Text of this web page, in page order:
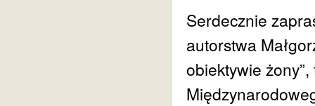
Serdecznie
autorstwa
obiektywie